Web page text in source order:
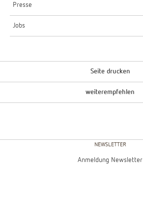
Presse
Jobs
Seite drucken
weiterempfehlen
NEWSLETTER
Anmeldung Newsletter